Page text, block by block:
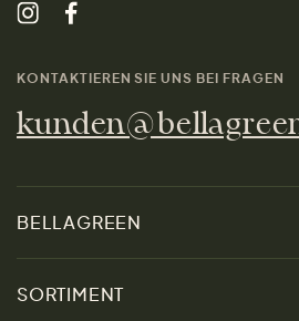
KONTAKTIEREN SIE UNS BEI FRAGEN
BELLAGREEN
Über uns
SORTIMENT